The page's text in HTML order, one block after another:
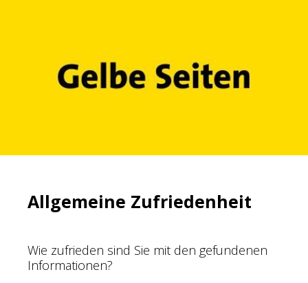
Allgemeine Zufriedenheit
Wie zufrieden sind Sie mit den gefundenen
Informationen?